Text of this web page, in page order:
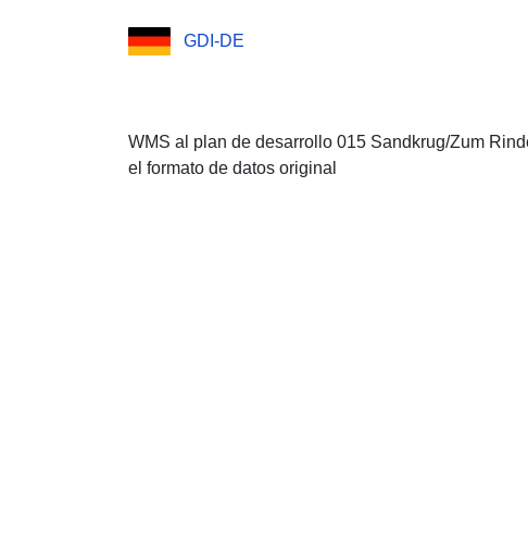
GDI-DE
WMS al plan de desarrollo 015 Sandkrug/Zum
el formato de datos original